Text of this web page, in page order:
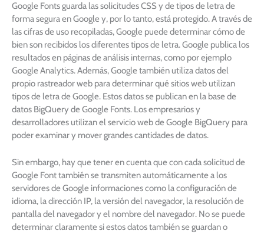
Google Fonts guarda las solicitudes CSS y de tipos de letra de
forma segura en Google y, por lo tanto, está protegido. A través de
las cifras de uso recopiladas, Google puede determinar cómo de
bien son recibidos los diferentes tipos de letra. Google publica los
resultados en páginas de análisis internas, como por ejemplo
Google Analytics. Además, Google también utiliza datos del
propio rastreador web para determinar qué sitios web utilizan
tipos de letra de Google. Estos datos se publican en la base de
datos BigQuery de Google Fonts. Los empresarios y
desarrolladores utilizan el servicio web de Google BigQuery para
poder examinar y mover grandes cantidades de datos.
Sin embargo, hay que tener en cuenta que con cada solicitud de
Google Font también se transmiten automáticamente a los
servidores de Google informaciones como la configuración de
idioma, la dirección IP, la versión del navegador, la resolución de
pantalla del navegador y el nombre del navegador. No se puede
determinar claramente si estos datos también se guardan o